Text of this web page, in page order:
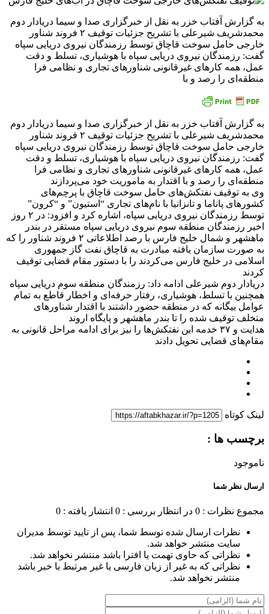
به گزارش آفتاب خزر به نقل از خبرگزاری صدا و سیما دریادار دوم
محمدشریف شیرعلی با تشریح جزئیات توقیف ۲ فروند شناور
خارجی حامل سوخت قاچاق توسط رزمندگان نیروی دریایی سپاه
گفت: رزمندگان نیروی دریایی سپاه با هوشیاری، تسلط و دقت
عمل، همه کار‌های غیرقانونی شناور‌های تجاری و نظامی فرا
منطقه‌ای را رصد و با
به گزارش آفتاب خزر به نقل از خبرگزاری صدا و سیما دریادار دوم
محمدشریف شیرعلی با تشریح جزئیات توقیف ۲ فروند شناور
خارجی حامل سوخت قاچاق توسط رزمندگان نیروی دریایی سپاه
گفت: رزمندگان نیروی دریایی سپاه با هوشیاری، تسلط و دقت
عمل، همه کار‌های غیرقانونی شناور‌های تجاری و نظامی فرا
منطقه‌ای را رصد و با اقتدار به ماموریت خود می‌پردازند
وی به توقیف نفتکش‌های حامل سوخت قاچاق با پرچم‌های
کشور‌های پاناما و تانزانیا با نام‌های تجاری “استیون” و “کرون”
توسط رزمندگان نیروی دریایی سپاه، اشاره کرد و افزود: در ۲ روز
اخیر رزمندگان منطقه سوم نیروی دریایی سپاه مستقر در بندر
ماهشهر و شمال خلیج فارس با رصد اطلاعاتی ۲ فروند شناور را که
به صورت سازمان یافته مبادرت به قاچاق نفت گاز جمهوری
اسلامی در خلیج فارس می‌کردند را با دستور مقام قضایی توقیف
کردند
دریادار دوم شیرعلی ادامه داد: رزمندگان منطقه سوم دریایی سپاه
همچنین با تسلط، هوشیاری، رفتار حرفه‌ای و اخطار قاطع به تمام
عوامل بیگانه که در منطقه حضور داشتند با اقتدار شناور‌های
متخلف توقیف شده را تا بندر ماهشهر و پایگاه اروند
هدایت و ۳۷ خدمه این نفتکش‌ها را نیز برای ادامه مراحل قانونی به
مقام‌های قضایی تحویل دادند
لینک کوتاه
برچسب ها :
ناموجود
ارسال نظر شما
مجموع نظرات : 0 در انتظار بررسی : 0 انتشار یافته : 0
نظرات ارسال شده توسط شما، پس از تایید توسط مدیران
سایت منتشر خواهد شد.
نظراتی که حاوی تهمت یا افترا باشد منتشر نخواهد شد.
نظراتی که به غیر از زبان فارسی یا غیر مرتبط با خبر باشد
منتشر نخواهد شد.